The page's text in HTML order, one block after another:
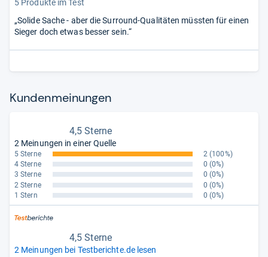
5 Produkte im Test
„Solide Sache - aber die Surround-Qualitäten müssten für einen
Sieger doch etwas besser sein.“
Kun­den­mei­nun­gen
4,5 Sterne
2 Meinungen in einer Quelle
5 Sterne 2 (100%)
4 Sterne
0 (0%)
3 Sterne
0 (0%)
2 Sterne
0 (0%)
1 Stern
0 (0%)
4,5 Sterne
2 Meinungen bei Testberichte.de lesen